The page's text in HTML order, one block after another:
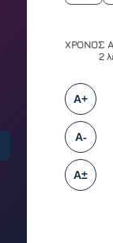
ΧΡΟΝΟΣ
2
A+
A-
A±